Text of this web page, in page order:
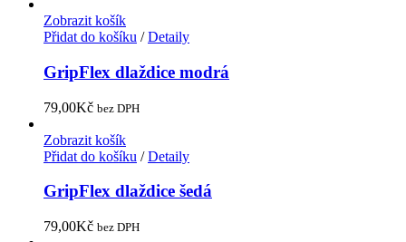
Zobrazit košík
Přidat do košíku / Detaily
GripFlex dlaždice modrá
79,00Kč bez DPH
Zobrazit košík
Přidat do košíku / Detaily
GripFlex dlaždice šedá
79,00Kč bez DPH